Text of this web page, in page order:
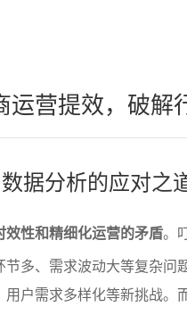
营提效，破解
据分析的应对之
性和精细化运营的矛盾。
多、需求波动大等复杂问
户需求多样化等新挑战。